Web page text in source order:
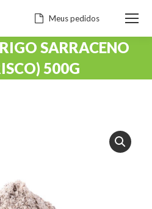
Meus pedidos
SARRACENO
500G